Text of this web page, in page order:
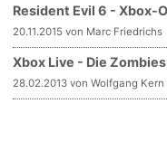
Resident Evil 6 - Xbox-
20.11.2015 von Marc Friedrichs
Xbox Live - Die
28.02.2013 von Wolfgang Kern